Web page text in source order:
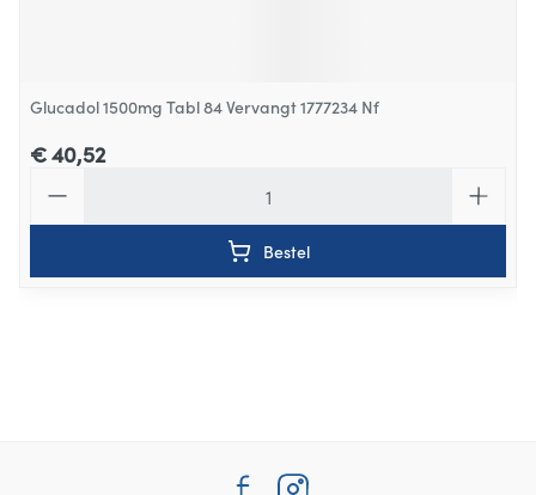
Glucadol 1500mg Tabl 84 Vervangt 1777234 Nf
€ 40,52
Bestel